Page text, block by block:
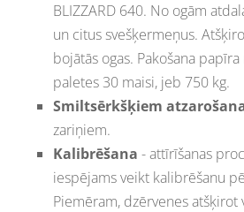
BLIZZARD 640. No ogām
un citus svešķermeņus.
bojātās ogas. Pakošana
paletes 30 maisi, jeb 750 kg.
Smiltsērkšķiem
zariņiem.
Kalibrēšana - attīrīšanas
iespējams veikt kalibrēšanu
Piemēram, dzērvenes atšķirot